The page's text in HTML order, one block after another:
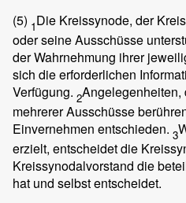
(5) 1Die Kreissynode, der
oder seine Ausschüsse
der Wahrnehmung ihrer
sich die erforderlichen
Verfügung. 2
mehrerer Ausschüsse
Einvernehmen entschieden. 3
erzielt, entscheidet die
Kreissynodalvorstand die
hat und selbst entscheidet.